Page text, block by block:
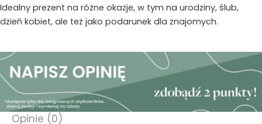
Idealny prezent na różne okazje, w tym na urodziny, ślub,
dzień kobiet, ale też jako podarunek dla znajomych.
Opinie (0)